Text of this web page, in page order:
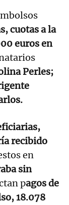
cuotas a la
euros en
Perles;
recibido
en
sin
pagos de
18.078